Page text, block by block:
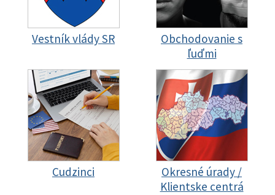
Vestník vlády SR
Obchodovanie s
ľuďmi
Cudzinci
Okresné úrady /
Klientske centrá